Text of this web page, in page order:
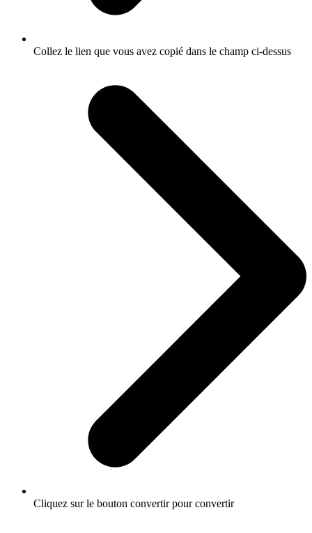
Collez le lien que vous avez copié dans le champ ci-dessus
Cliquez sur le bouton convertir pour convertir